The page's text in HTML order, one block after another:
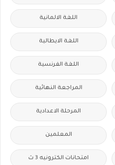
اللغة الالمانية
اللغة الايطالية
اللغة الفرنسية
المراجعة النهائية
المرحلة الاعدادية
المعلمين
امتحانات الكترونيه 3 ث